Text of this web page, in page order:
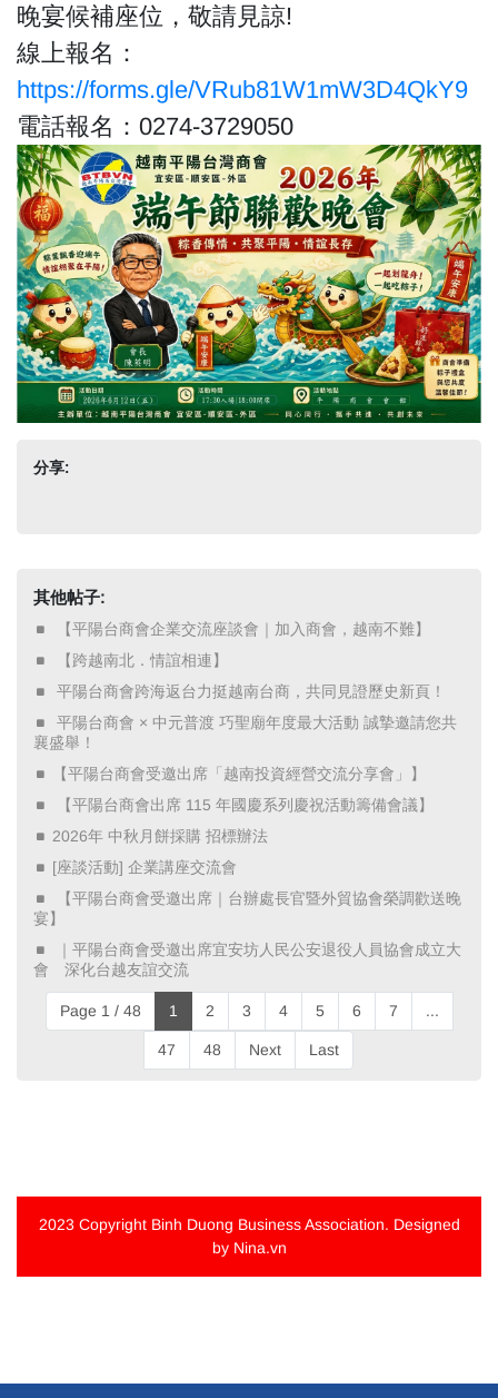
晚宴候補座位，敬請見諒!
線上報名：
https://forms.gle/VRub81W1mW3D4QkY9
電話報名：0274-3729050
分享:
其他帖子:
​ 【平陽台商會企業交流座談會｜加入商會，越南不難】 ​
​ 【跨越南北．情誼相連】 ​
​ 平陽台商會跨海返台力挺越南台商，共同見證歷史新頁！ ​
​ 平陽台商會 × 中元普渡 巧聖廟年度最大活動 誠摯邀請您共
襄盛舉！ ​
【平陽台商會受邀出席「越南投資經營交流分享會」】
​ 【平陽台商會出席 115 年國慶系列慶祝活動籌備會議】 ​
2026年 中秋月餅採購 招標辦法
[座談活動] 企業講座交流會
​ 【平陽台商會受邀出席｜台辦處長官暨外貿協會榮調歡送晚
宴】 ​
​ ｜平陽台商會受邀出席宜安坊人民公安退役人員協會成立大
會 深化台越友誼交流 ​
Page 1 / 48 1 2 3 4 5 6 7 ...
47 48 Next Last
2023 Copyright Binh Duong Business Association. Designed
by Nina.vn